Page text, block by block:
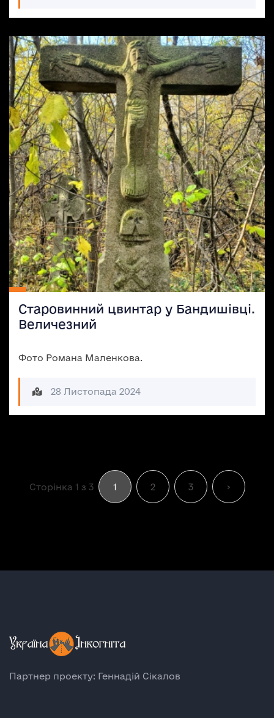
Старовинний цвинтар у Бандишівці.
Величезний
Фото Романа Маленкова.
28 Листопада 2024
Сторінка 1 з 3 1 2 3 ›
Партнер проекту: Геннадій Сікалов